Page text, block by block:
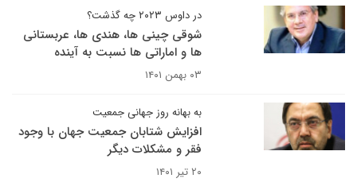
در داوس ۲۰۲۳ چه گذشت؟
شوقی چینی ها، هندی ها، عربستانی
ها و اماراتی ها نسبت به آینده
۰۳ بهمن ۱۴۰۱
به بهانه روز جهانی جمعیت
افزایش شتابان جمعیت جهان با وجود
فقر و مشکلات دیگر
۲۰ تیر ۱۴۰۱